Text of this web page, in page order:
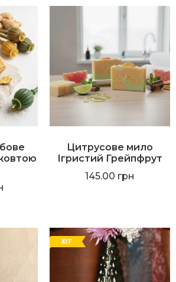
Цитрусове мило
Ігристий Грейпфрут
145.00 грн